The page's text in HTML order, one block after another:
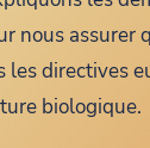
nous assurer
les directives
biologique.